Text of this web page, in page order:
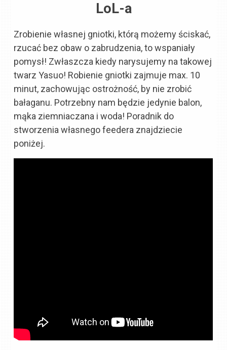
LoL-a
Zrobienie własnej gniotki, którą możemy ściskać,
rzucać bez obaw o zabrudzenia, to wspaniały
pomysł! Zwłaszcza kiedy narysujemy na takowej
twarz Yasuo! Robienie gniotki zajmuje max. 10
minut, zachowując ostrożność, by nie zrobić
bałaganu. Potrzebny nam będzie jedynie balon,
mąka ziemniaczana i woda! Poradnik do
stworzenia własnego feedera znajdziecie
poniżej.